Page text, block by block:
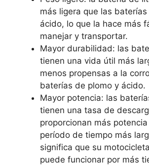
más ligera que las
ácido, lo que la hace más
manejar y transportar.
Mayor durabilidad: las
tienen una vida útil más
menos propensas a la
baterías de plomo y ácido.
Mayor potencia: las
tienen una tasa de
proporcionan más
período de tiempo más
significa que su
puede funcionar por más